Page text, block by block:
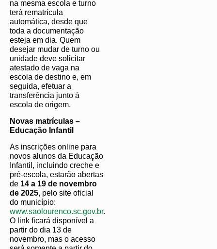
na mesma escola e turno
terá rematrícula
automática, desde que
toda a documentação
esteja em dia. Quem
desejar mudar de turno ou
unidade deve solicitar
atestado de vaga na
escola de destino e, em
seguida, efetuar a
transferência junto à
escola de origem.
Novas matrículas –
Educação Infantil
As inscrições online para
novos alunos da Educação
Infantil, incluindo creche e
pré-escola, estarão abertas
de 14 a 19 de novembro
de 2025, pelo site oficial
do município:
www.saolourenco.sc.gov.br.
O link ficará disponível a
partir do dia 13 de
novembro, mas o acesso